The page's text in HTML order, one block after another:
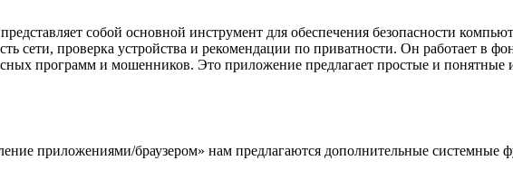
собой основной инструмент для обеспечения безопасности
сети, проверка устройства и рекомендации по приватности. Он работает в
программ и мошенников. Это приложение предлагает простые и понятные
приложениями/браузером» нам предлагаются дополнительные системные